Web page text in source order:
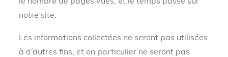
notre site.
Les informations collectées ne seront pas utilisées
à d’autres fins, et en particulier ne seront pas